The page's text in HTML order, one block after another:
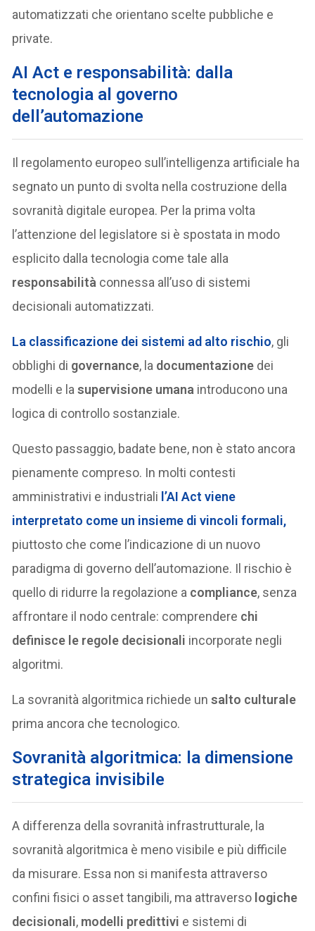
automatizzati che orientano scelte pubbliche e
private.
AI Act e responsabilità: dalla
tecnologia al governo
dell’automazione
Il regolamento europeo sull’intelligenza artificiale ha
segnato un punto di svolta nella costruzione della
sovranità digitale europea. Per la prima volta
l’attenzione del legislatore si è spostata in modo
esplicito dalla tecnologia come tale alla
responsabilità connessa all’uso di sistemi
decisionali automatizzati.
La classificazione dei sistemi ad alto rischio, gli
obblighi di governance, la documentazione dei
modelli e lasupervisione umana introducono una
logica di controllo sostanziale.
Questo passaggio, badate bene, non è stato ancora
pienamente compreso. In molti contesti
amministrativi e industriali l’AI Act viene
interpretato come un insieme divincoli formali,
piuttosto che come l’indicazione di un nuovo
paradigma di governo dell’automazione. Il rischio è
quello di ridurre la regolazione a compliance, senza
affrontare il nodo centrale: comprendere chi
definisce le regole decisionali incorporate negli
algoritmi.
La sovranità algoritmica richiede unsalto culturale
prima ancora che tecnologico.
Sovranità algoritmica: la dimensione
strategica invisibile
A differenza della sovranità infrastrutturale, la
sovranità algoritmica è meno visibile e più difficile
da misurare. Essa non si manifesta attraverso
confini fisici o asset tangibili, ma attraverso logiche
decisionali, modelli predittivi e sistemi di